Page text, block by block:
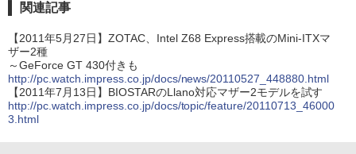
関連記事
【2011年5月27日】ZOTAC、Intel Z68 Express搭載のMini-ITXマ
ザー2種
～GeForce GT 430付きも
http://pc.watch.impress.co.jp/docs/news/20110527_448880.html
【2011年7月13日】BIOSTARのLlano対応マザー2モデルを試す
http://pc.watch.impress.co.jp/docs/topic/feature/20110713_46000
3.html